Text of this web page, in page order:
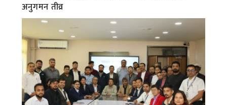
अनुगमन तीव्र